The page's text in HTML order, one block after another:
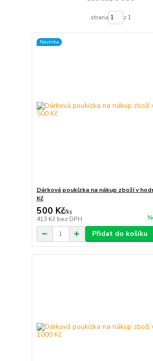
strana z 1
Novinka
Dárková poukízka na nákup zboží v
Kč
500 Kč/ks
413 Kč bez DPH
Přidat do košíku